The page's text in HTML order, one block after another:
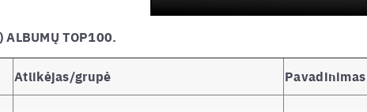
TOP100.
Atlikėjas/grupė Pavadinimas